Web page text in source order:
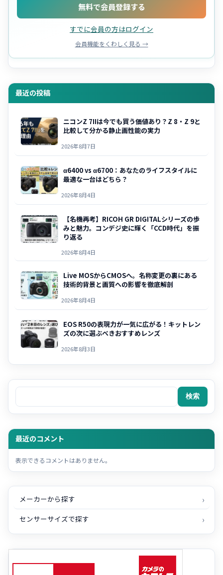
無料で会員登録する
すでに会員の方はログイン
会員機能をくわしく見る →
最近の投稿
ニコンZ 7IIは今でも買う価値あり？Z 8・Z 9と
比較して分かる静止画性能の実力
2026年8月7日
α6400 vs α6700：あなたのライフスタイルに
最適な一台はどちら？
2026年8月4日
【名機再考】RICOH GR DIGITALシリーズの歩
みと魅力。コンデジ史に輝く「CCD時代」を振
り返る
2026年8月4日
Live MOSからCMOSへ。名称変更の裏にある
技術的背景と画質への影響を徹底解剖
2026年8月4日
EOS R50の表現力が一気に広がる！キットレン
ズの次に選ぶべきおすすめレンズ
2026年8月3日
検索
検索
最近のコメント
表示できるコメントはありません。
メーカーから探す
センサーサイズで探す